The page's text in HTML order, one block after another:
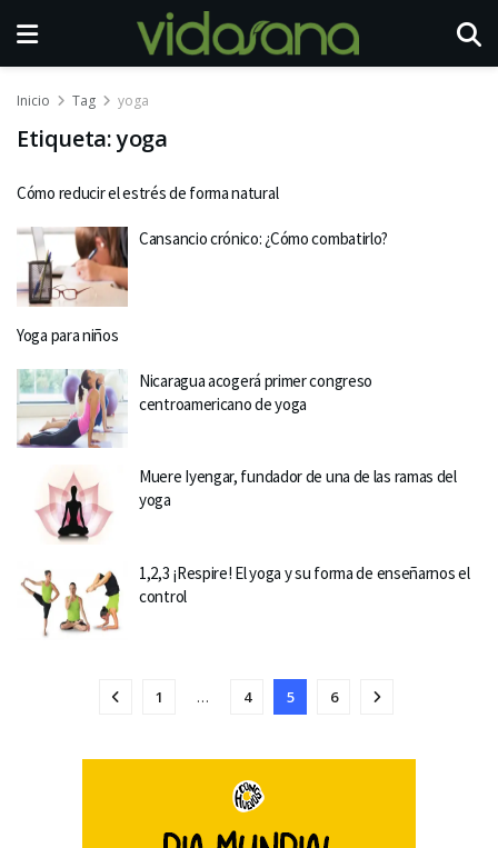
Inicio Tag yoga
Etiqueta:yoga
Cómo reducir el estrés de forma natural
Cansancio crónico: ¿Cómo combatirlo?
Yoga para niños
Nicaragua acogerá primer congreso
centroamericano de yoga
Muere Iyengar, fundador de una de las ramas del
yoga
1,2,3 ¡Respire! El yoga y su forma de enseñarnos el
control
1 … 4 5 6